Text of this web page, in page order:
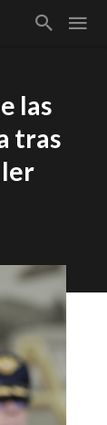
las
tras